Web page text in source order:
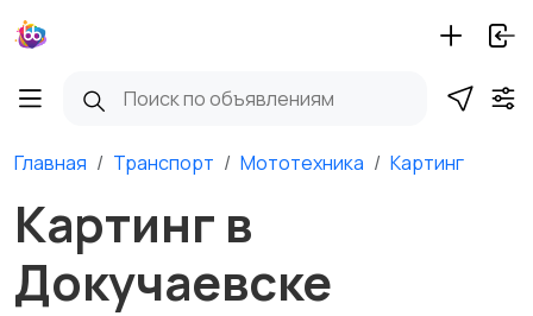
Главная Транспорт Мототехника Картинг
Картинг в
Докучаевске